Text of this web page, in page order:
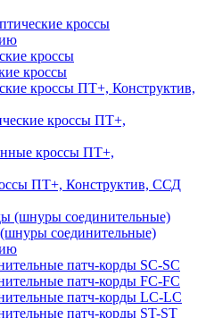
кроссы
кроссы
кроссы
кроссы ПТ+, Конструктив,
кроссы ПТ+,
кроссы ПТ+,
ПТ+, Конструктив, ССД
соединительные)
патч-корды SC-SC
патч-корды FC-FC
патч-корды LC-LC
патч-корды ST-ST